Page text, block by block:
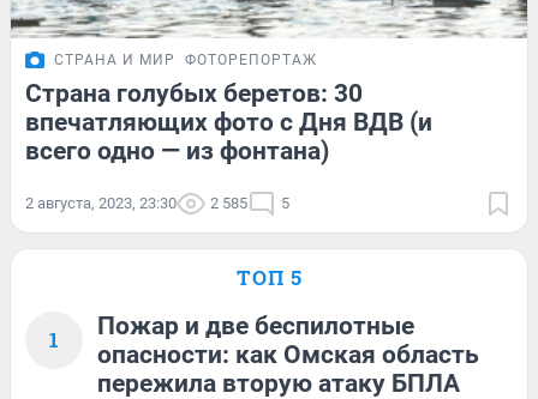
СТРАНА И МИР ФОТОРЕПОРТАЖ
Страна голубых беретов: 30
впечатляющих фото с Дня ВДВ (и
всего одно — из фонтана)
2 августа, 2023, 23:30 2 585 5
ТОП 5
1
Пожар и две беспилотные
опасности: как Омская область
пережила вторую атаку БПЛА